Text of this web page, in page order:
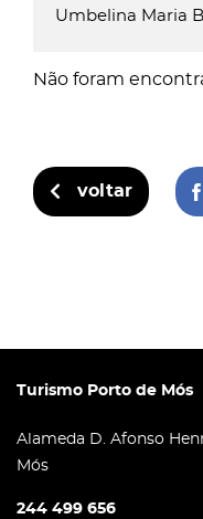
Umbelina Maria
Não foram
voltar
Turismo Porto de Mós
Alameda D. Afonso
Mós
244 499 656